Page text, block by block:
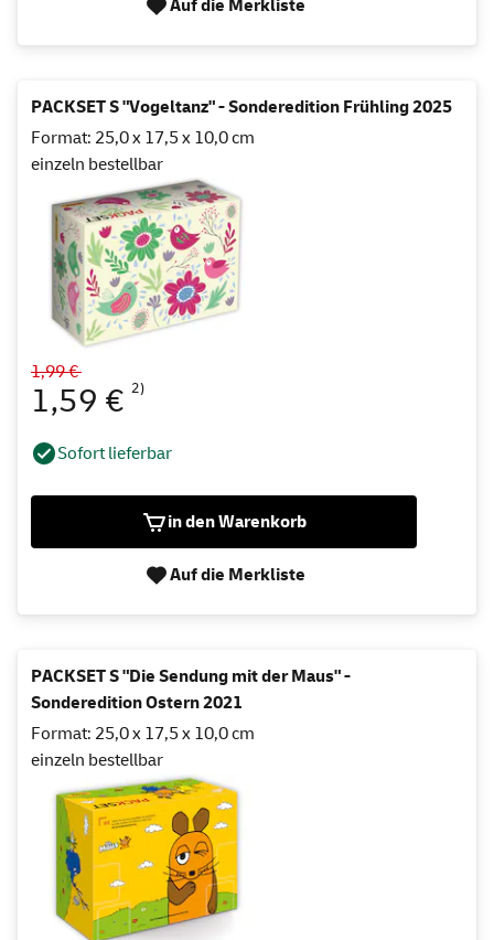
Auf die Merkliste
PACKSET S "Vogeltanz" - Sonderedition Frühling 2025
Format: 25,0 x 17,5 x 10,0 cm
einzeln bestellbar
1,99 €
1,59 € 2)
Sofort lieferbar
in den Warenkorb
Auf die Merkliste
PACKSET S "Die Sendung mit der Maus" -
Sonderedition Ostern 2021
Format: 25,0 x 17,5 x 10,0 cm
einzeln bestellbar